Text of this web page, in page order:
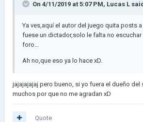
On 4/11/2019 at 5:07 PM, Lucas L
Ya ves,aquí el autor del juego quita posts
fuese un dictador,solo le falta no escuchar
foro...
Ah no,que eso ya lo hace xD.
jajajajajaj pero bueno, si yo fuera el dueño del
muchos por que no me agradan xD
Quote